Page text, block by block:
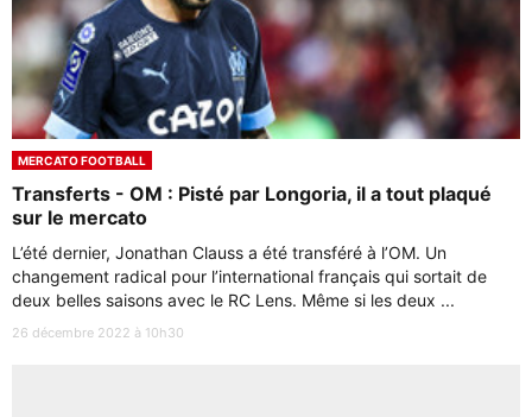
MERCATO FOOTBALL
Transferts - OM : Pisté par Longoria, il a tout plaqué
sur le mercato
L’été dernier, Jonathan Clauss a été transféré à l’OM. Un
changement radical pour l’international français qui sortait de
deux belles saisons avec le RC Lens. Même si les deux ...
26 décembre 2022 à 10h30